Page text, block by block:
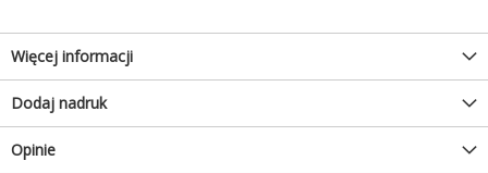
Więcej informacji
Dodaj nadruk
Opinie